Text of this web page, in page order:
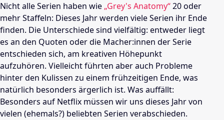
Nicht alle Serien haben wie „Grey's Anatomy“20 oder
mehr Staffeln: Dieses Jahr werden viele Serien ihr Ende
finden. Die Unterschiede sind vielfältig: entweder liegt
es an den Quoten oder die Macher:innen der Serie
entschieden sich, am kreativen Höhepunkt
aufzuhören. Vielleicht führten aber auch Probleme
hinter den Kulissen zu einem frühzeitigen Ende, was
natürlich besonders ärgerlich ist. Was auffällt:
Besonders auf Netflix müssen wir uns dieses Jahr von
vielen (ehemals?) beliebten Serien verabschieden.